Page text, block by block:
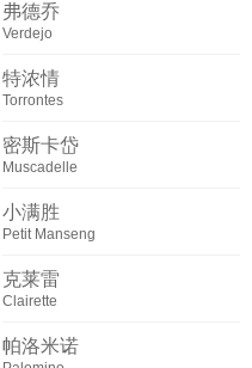
弗德乔
Verdejo
特浓情
Torrontes
密斯卡岱
Muscadelle
小满胜
Petit Manseng
克莱雷
Clairette
帕洛米诺